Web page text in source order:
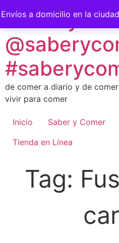
Envíos a domicilio en la
to
content
Saber y
de comer a diario y de
vivir para comer
Inicio Saber y Comer
Tienda en Línea
Tag: